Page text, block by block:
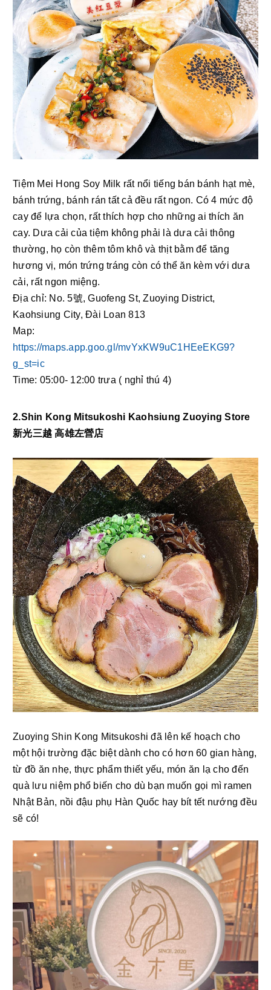
Tiệm Mei Hong Soy Milk rất nổi tiếng bán bánh hạt mè,
bánh trứng, bánh rán tất cả đều rất ngon. Có 4 mức độ
cay để lựa chọn, rất thích hợp cho những ai thích ăn
cay. Dưa cải của tiệm không phải là dưa cải thông
thường, họ còn thêm tôm khô và thịt bằm để tăng
hương vị, món trứng tráng còn có thể ăn kèm với dưa
cải, rất ngon miệng.
Địa chỉ: No. 5號, Guofeng St, Zuoying District,
Kaohsiung City, Đài Loan 813
https://maps.app.goo.gl/mvYxKW9uC1HEeEKG9?
g_st=ic
Time: 05:00- 12:00 trưa ( nghỉ thú 4)
2.Shin Kong Mitsukoshi Kaohsiung Zuoying Store
新光三越 高雄左營店
Zuoying Shin Kong Mitsukoshi đã lên kế hoạch cho
một hội trường đặc biệt dành cho có hơn 60 gian hàng,
từ đồ ăn nhẹ, thực phẩm thiết yếu, món ăn lạ cho đến
quà lưu niệm phổ biến cho dù bạn muốn gọi mì ramen
Nhật Bản, nồi đậu phụ Hàn Quốc hay bít tết nướng đều
sẽ có!